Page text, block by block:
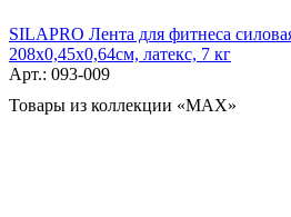
SILAPRO Лента для фитнеса
208х0,45х0,64см, латекс, 7 кг
Арт.: 093-009
Товары из коллекции «MAX»